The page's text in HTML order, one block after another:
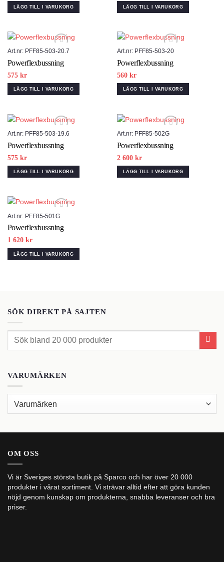
LÄGG TILL I VARUKORG LÄGG TILL I VARUKORG
Art.nr: PFF85-503-20.7
Powerflexbussning
575 kr
LÄGG TILL I VARUKORG
Art.nr: PFF85-503-20
Powerflexbussning
560 kr
LÄGG TILL I VARUKORG
Art.nr: PFF85-503-19.6
Powerflexbussning
575 kr
LÄGG TILL I VARUKORG
Art.nr: PFF85-502G
Powerflexbussning
2 600 kr
LÄGG TILL I VARUKORG
Art.nr: PFF85-501G
Powerflexbussning
1 620 kr
LÄGG TILL I VARUKORG
SÖK DIREKT PÅ SAJTEN
efter:
VARUMÄRKEN
OM OSS
Vi är Sveriges största butik på Sparco och har över 20 000
produkter i vårat sortiment. Vi strävar alltid efter att göra kunden
nöjd genom kunskap om produkterna, snabba leveranser och bra
priser.